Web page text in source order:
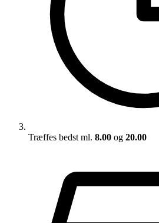
Træffes bedst ml. 8.00 og 20.00